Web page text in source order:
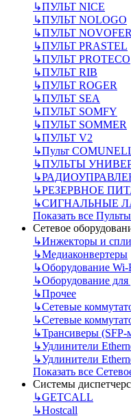
↳ПУЛЬТ NICE
↳ПУЛЬТ NOLOGO
↳ПУЛЬТ
↳ПУЛЬТ PRASTEL
↳ПУЛЬТ PROTECO
↳ПУЛЬТ RIB
↳ПУЛЬТ ROGER
↳ПУЛЬТ SEA
↳ПУЛЬТ SOMFY
↳ПУЛЬТ SOMMER
↳ПУЛЬТ V2
↳Пульт
↳ПУЛЬТЫ
↳
↳РЕЗЕРВНОЕ
↳СИГНАЛЬНЫЕ
Показать все
Сетевое
↳Инжекторы и
↳Медиаконвертеры
↳Оборудование Wi-
↳Оборудование для
↳Прочее
↳Сетевые
↳Сетевые
↳Трансиверы (SFP-
↳Удлинители
↳Удлинители
Показать все
Системы
↳GETCALL
↳Hostcall